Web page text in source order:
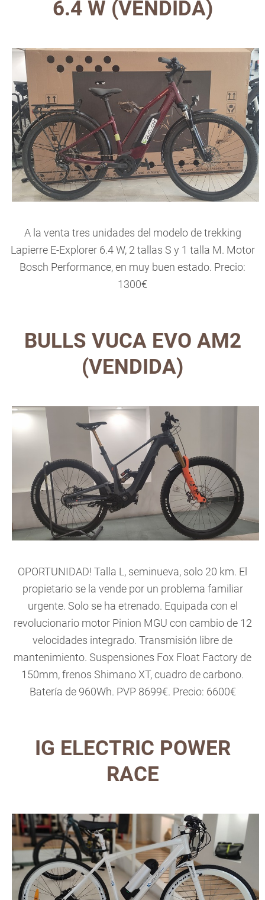
6.4 W (VENDIDA)
A la venta tres unidades del modelo de trekking
Lapierre E-Explorer 6.4 W, 2 tallas S y 1 talla M. Motor
Bosch Performance, en muy buen estado. Precio:
1300€
BULLS VUCA EVO AM2
(VENDIDA)
OPORTUNIDAD! Talla L, seminueva, solo 20 km. El
propietario se la vende por un problema familiar
urgente. Solo se ha etrenado. Equipada con el
revolucionario motor Pinion MGU con cambio de 12
velocidades integrado. Transmisión libre de
mantenimiento. Suspensiones Fox Float Factory de
150mm, frenos Shimano XT, cuadro de carbono.
Batería de 960Wh. PVP 8699€. Precio: 6600€
IG ELECTRIC POWER
RACE